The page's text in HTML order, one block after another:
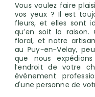
Vous voulez faire
vos yeux ? Il est
fleurs, et elles sont
qu’en soit la raison.
floral, et notre
au Puy-en-Velay,
que nous
l’endroit de votre
événement
d'une personne de